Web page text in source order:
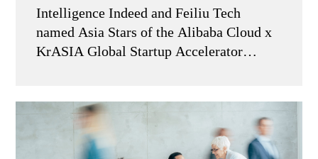
Intelligence Indeed and Feiliu Tech
named Asia Stars of the Alibaba Cloud x
KrASIA Global Startup Accelerator